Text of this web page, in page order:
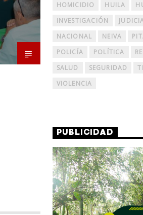
HOMICIDIO
HUILA
INVESTIGACIÓN
NACIONAL
NEIVA
POLICÍA
POLÍTICA
SALUD
SEGURIDAD
VIOLENCIA
PUBLICIDAD